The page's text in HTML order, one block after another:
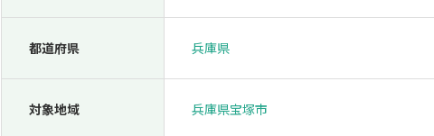
都道府県 兵庫県
対象地域 兵庫県宝塚市